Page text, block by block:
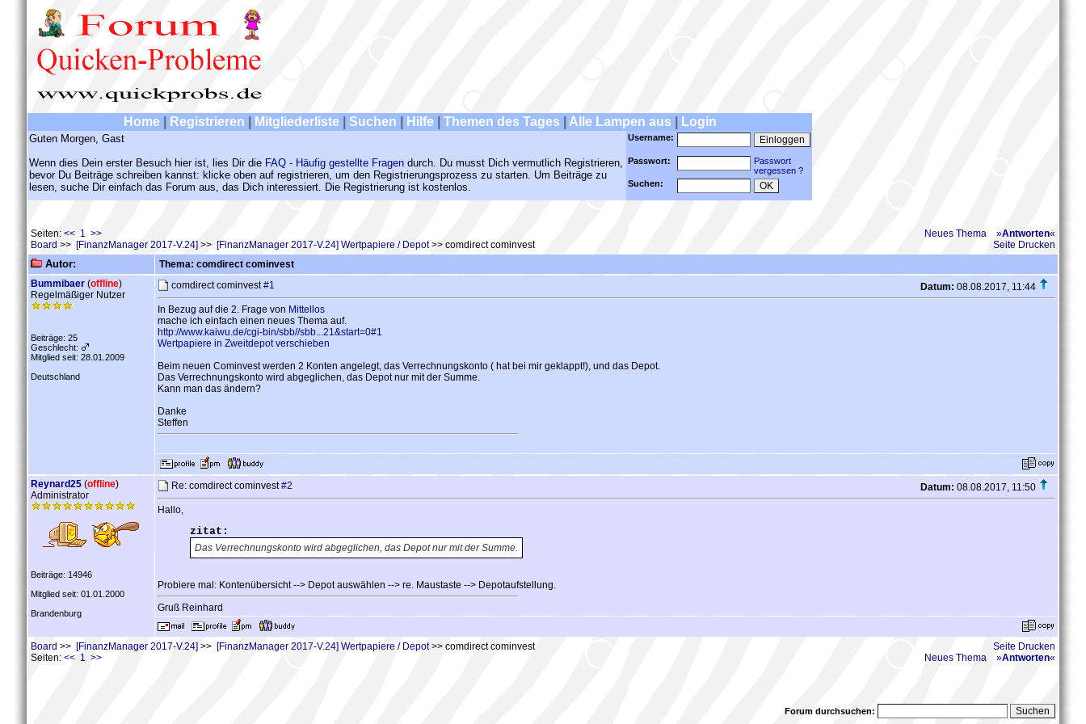
Home Registrieren Mitgliederliste Suchen Hilfe Themen des Tages Alle Lampen aus Login
Guten Morgen, Gast
Wenn dies Dein erster Besuch hier ist, lies Dir die FAQ - Häufig gestellte Fragen durch. Du musst Dich vermutlich Registrieren,
bevor Du Beiträge schreiben kannst: klicke oben auf registrieren, um den Registrierungsprozess zu starten. Um Beiträge zu
lesen, suche Dir einfach das Forum aus, das Dich interessiert. Die Registrierung ist kostenlos.
Username:
Passwort:
Passwort
vergessen ?
Suchen:
Seiten: << 1 >>
Board >> [FinanzManager 2017-V.24] >> [FinanzManager 2017-V.24] Wertpapiere / Depot>> comdirect cominvest
Neues Thema »Antworten«
Seite Drucken
Autor:
Thema: comdirect cominvest
Bummibaer (offline)
Regelmäßiger Nutzer
Beiträge: 25
Geschlecht:
Mitglied seit: 28.01.2009
Deutschland
comdirect cominvest#1 Datum: 08.08.2017, 11:44
In Bezug auf die 2. Frage von Mittellos
mache ich einfach einen neues Thema auf.
http://www.kaiwu.de/cgi-bin/sbb//sbb...21&start=0#1
Wertpapiere in Zweitdepot verschieben
Beim neuen Cominvest werden 2 Konten angelegt, das Verrechnungskonto ( hat bei mir geklappt!), und das Depot.
Das Verrechnungskonto wird abgeglichen, das Depot nur mit der Summe.
Kann man das ändern?
Danke
Steffen
Reynard25 (offline)
Administrator
Beiträge: 14946
Mitglied seit: 01.01.2000
Brandenburg
Re: comdirect cominvest#2 Datum: 08.08.2017, 11:50
Hallo,
zitat:
Das Verrechnungskonto wird abgeglichen, das Depot nur mit der Summe.
Probiere mal: Kontenübersicht --> Depot auswählen --> re. Maustaste --> Depotaufstellung.
Gruß Reinhard
Board >> [FinanzManager 2017-V.24] >> [FinanzManager 2017-V.24] Wertpapiere / Depot>> comdirect cominvest
Seiten: << 1 >>
Seite Drucken
Neues Thema
»Antworten«
Forum durchsuchen: